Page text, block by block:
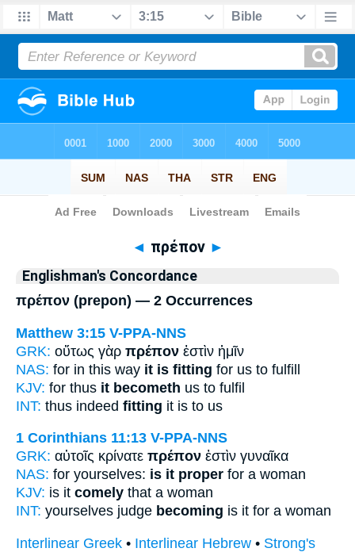
Bible>Strong's > Greek
◄ πρέπον ►
Englishman's Concordance
πρέπον (prepon) — 2 Occurrences
Matthew 3:15 V-PPA-NNS
GRK: οὕτως γὰρ πρέπον ἐστὶν ἡμῖν
NAS: for in this way it is fitting for us to fulfill
KJV: for thus it becometh us to fulfil
INT: thus indeed fitting it is to us
1 Corinthians 11:13 V-PPA-NNS
GRK: αὐτοῖς κρίνατε πρέπον ἐστὶν γυναῖκα
NAS: for yourselves: is it proper for a woman
KJV: is it comely that a woman
INT: yourselves judge becoming is it for a woman
Interlinear Greek • Interlinear Hebrew • Strong's